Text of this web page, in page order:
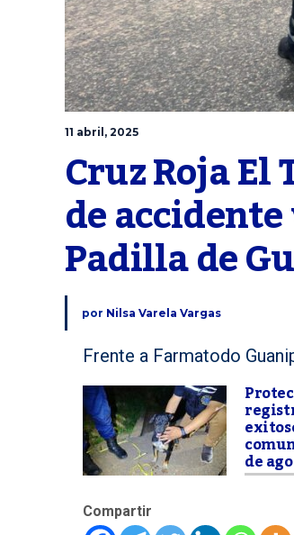
11 abril, 2025
Cruz Roja
de
Padilla de
por Nilsa Varela Vargas
Frente a Farmatodo
de
Compartir